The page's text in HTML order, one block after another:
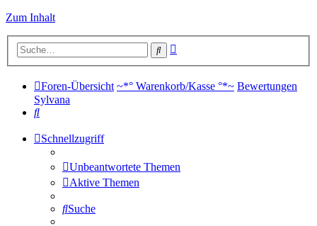
Zum Inhalt
Suche
Foren-Übersicht ~*° Warenkorb/Kasse °*~ Bewertungen
Sylvana
Suche
Schnellzugriff
Unbeantwortete Themen
Aktive Themen
Suche